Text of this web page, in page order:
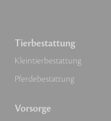
Tierbestattung
Kleintierbestattung
Pferdebestattung
Vorsorge